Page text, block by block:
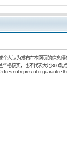
个人认为发布在本网页的信息
严格核实，也不代表大地360观
does not represent or guarantee